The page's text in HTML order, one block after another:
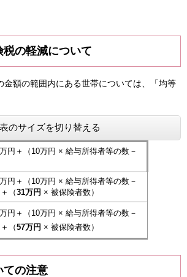
の軽減について
額の範囲内にある世帯については、「均等
表のサイズを切り替える
円＋（10万円 × 給与所得者等の数－
円＋（10万円 × 給与所得者等の数－
（31万円 × 被保険者数）
円＋（10万円 × 給与所得者等の数－
（57万円 × 被保険者数）
ての注意